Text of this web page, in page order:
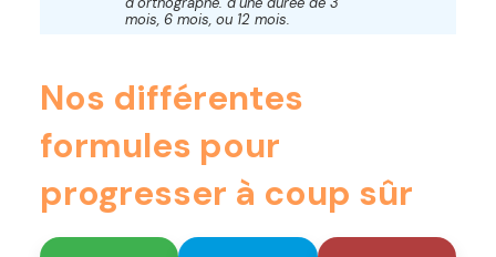
mois, 6 mois, ou 12 mois.
Nos différentes
formules pour
progresser à coup sûr